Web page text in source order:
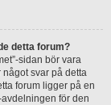
detta forum?
sidan bör vara
något svar på detta
forum ligger på en
avdelningen för den